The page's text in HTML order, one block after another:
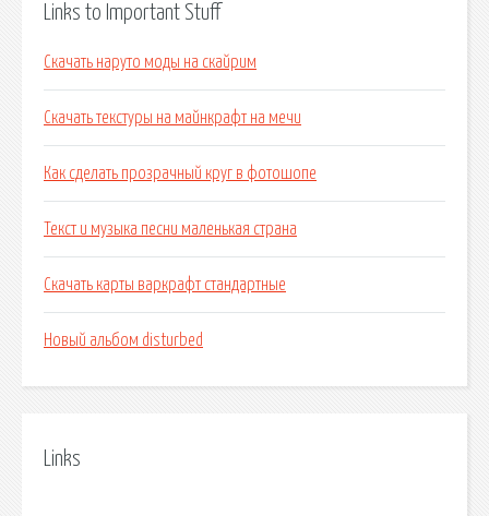
Links to Important Stuff
Скачать наруто моды на скайрим
Скачать текстуры на майнкрафт на мечи
Как сделать прозрачный круг в фотошопе
Текст и музыка песни маленькая страна
Скачать карты варкрафт стандартные
Новый альбом disturbed
Links